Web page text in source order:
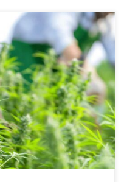
różnych
THC i
stale są odkrywane
w tej roślinie. Wiele z
i ma
Jednym z tych
o którym […]